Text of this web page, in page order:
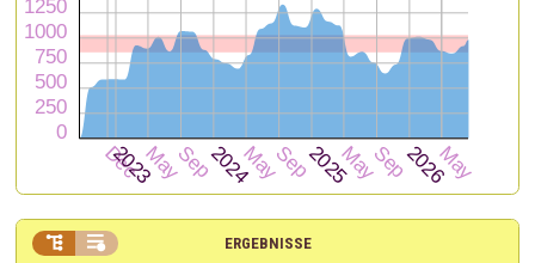
ERGEBNISSE
 